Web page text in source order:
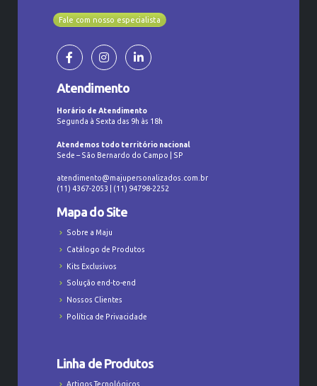
Fale com nosso especialista
Atendimento
Horário de Atendimento
Segunda à Sexta das 9h às 18h
Atendemos todo território nacional
Sede – São Bernardo do Campo | SP
atendimento@majupersonalizados.com.br
(11) 4367-2053 | (11) 94798-2252
Mapa do Site
Sobre a Maju
Catálogo de Produtos
Kits Exclusivos
Solução end-to-end
Nossos Clientes
Política de Privacidade
Linha de Produtos
Artigos Tecnológicos